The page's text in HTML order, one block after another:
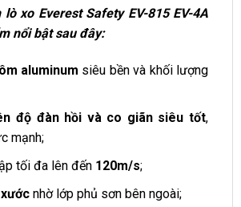
xo Everest Safety EV-815 EV-4A
nổi bật sau đây:
aluminum siêu bền và khối lượng
độ đàn hồi và co giãn siêu tốt,
mạnh;
tối đa lên đến 120m/s;
nhờ lớp phủ sơn bên ngoài;